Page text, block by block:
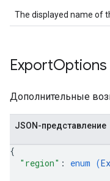
The displayed name of
ExportOptions
Дополнительные
JSON-представление
{
"region" : enum (